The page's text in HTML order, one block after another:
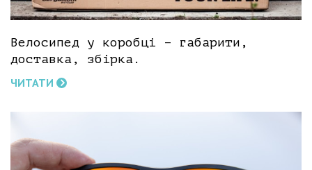
Велосипед у коробці – габарити,
доставка, збірка.
ЧИТАТИ